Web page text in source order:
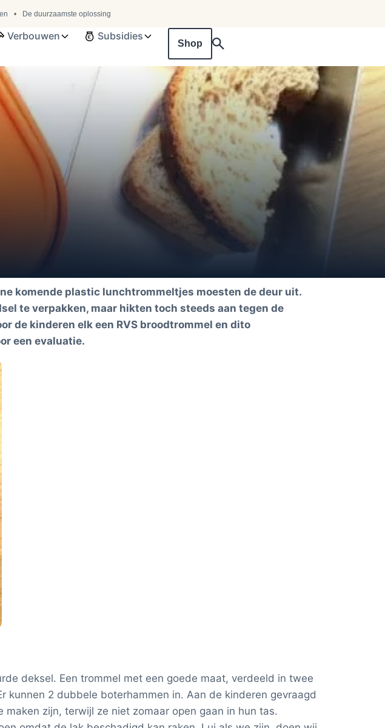
De duurzaamste oplossing
Verbouwen Subsidies
Shop
komende plastic lunchtrommeltjes moesten de deur uit.
te verpakken, maar hikten toch steeds aan tegen de
de kinderen elk een RVS broodtrommel en dito
een evaluatie.
deksel. Een trommel met een goede maat, verdeeld in twee
2 dubbele boterhammen in. Aan de kinderen gevraagd
zijn, terwijl ze niet zomaar open gaan in hun tas.